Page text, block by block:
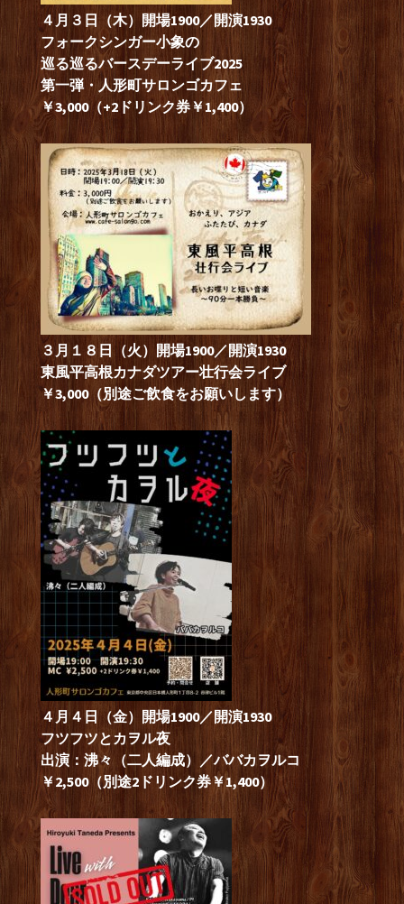
４月３日（木）開場1900／開演1930
フォークシンガー小象の
巡る巡るバースデーライブ2025
第一弾・人形町サロンゴカフェ
￥3,000（+2ドリンク券￥1,400）
３月１８日（火）開場1900／開演1930
東風平高根カナダツアー壮行会ライブ
￥3,000（別途ご飲食をお願いします）
４月４日（金）開場1900／開演1930
フツフツとカヲル夜
出演：沸々（二人編成）／ババカヲルコ
￥2,500（別途2ドリンク券￥1,400）